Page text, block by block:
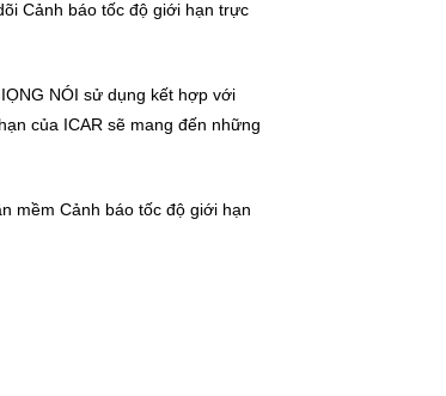
Cảnh báo tốc độ giới hạn trực
NÓI sử dụng kết hợp với
của ICAR sẽ mang đến những
mềm Cảnh báo tốc độ giới hạn